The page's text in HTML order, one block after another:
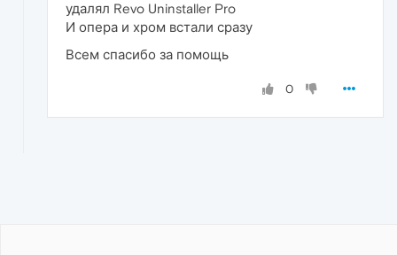
удалял Revo Uninstaller Pro
И опера и хром встали сразу
Всем спасибо за помощь
0